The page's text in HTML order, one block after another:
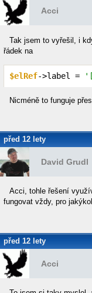
Acci
Tak jsem to vyřešil, i
řádek na
$elRef->label =
Nicméně to funguje
před 12 lety
David Grudl
Acci, tohle řešení
fungovat vždy, pro
před 12 lety
Acci